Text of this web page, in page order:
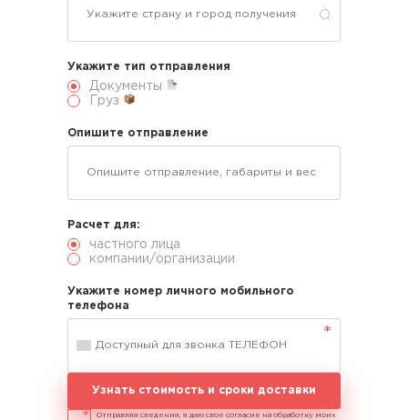
Укажите тип отправления
Документы
Груз
Опишите отправление
Расчет для:
частного лица
компании/организации
Укажите номер личного мобильного
телефона
Узнать стоимость и сроки доставки
Отправляя сведения, я даю свое согласие на обработку моих